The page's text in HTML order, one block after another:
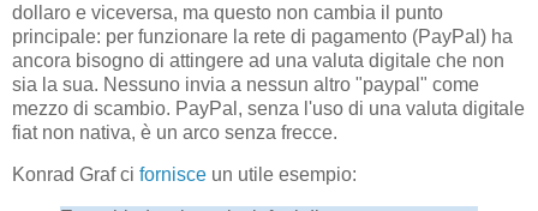
dollaro e viceversa, ma questo non cambia il punto
principale: per funzionare la rete di pagamento (PayPal) ha
ancora bisogno di attingere ad una valuta digitale che non
sia la sua. Nessuno invia a nessun altro "paypal" come
mezzo di scambio. PayPal, senza l'uso di una valuta digitale
fiat non nativa, è un arco senza frecce.
Konrad Graf ci fornisce un utile esempio: